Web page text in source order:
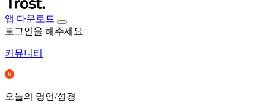
앱 다운로드
로그인을 해주세요
커뮤니티
오늘의 명언/성경